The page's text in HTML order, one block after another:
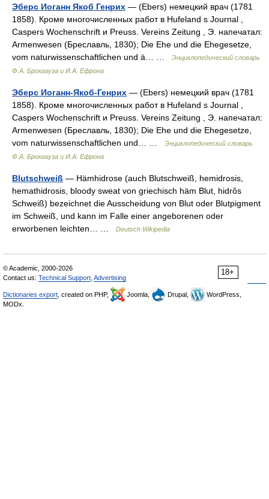
Эберс Иоганн Якоб Генрих — (Ebers) немецкий врач (1781
1858). Кроме многочисленных работ в Hufeland s Journal ,
Caspers Wochenschrift и Preuss. Vereins Zeitung , Э. напечатал:
Armenwesen (Бpeславль, 1830); Die Ehe und die Ehegesetze,
vom naturwissenschaftlichen und ä… …
Энциклопедический словарь
Ф.А. Брокгауза и И.А. Ефрона
Эберс Иоганн-Якоб-Генрих — (Ebers) немецкий врач (1781
1858). Кроме многочисленных работ в Hufeland s Journal ,
Caspers Wochenschrift и Preuss. Vereins Zeitung , Э. напечатал:
Armenwesen (Бреславль, 1830); Die Ehe und die Ehegesetze,
vom naturwissenschaftlichen und… …
Энциклопедический словарь
Ф.А. Брокгауза и И.А. Ефрона
Blutschweiß — Hämhidrose (auch Blutschweiß, hemidrosis,
hemathidrosis, bloody sweat von griechisch häm Blut, hidrôs
Schweiß) bezeichnet die Ausscheidung von Blut oder Blutpigment
im Schweiß, und kann im Falle einer angeborenen oder
erworbenen leichten… …
Deutsch Wikipedia
18+
© Academic, 2000-2026
Contact us: Technical Support Advertising
Dictionaries export , created on PHP, Joomla, Drupal,
WordPress,
MODx.